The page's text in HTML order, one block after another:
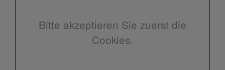
Bitte akzeptieren Sie zuerst die
Cookies.